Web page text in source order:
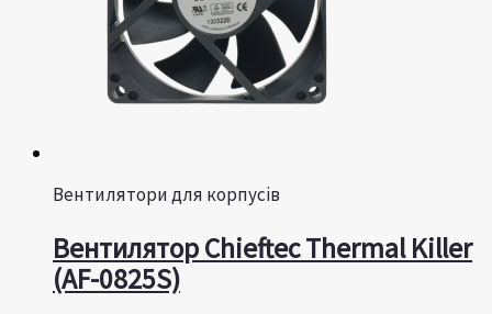
Вентилятори для корпусів
Вентилятор Chieftec Thermal Killer
(AF-0825S)